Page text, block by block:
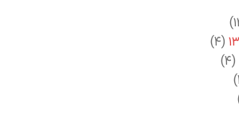
(۴)
(۴)